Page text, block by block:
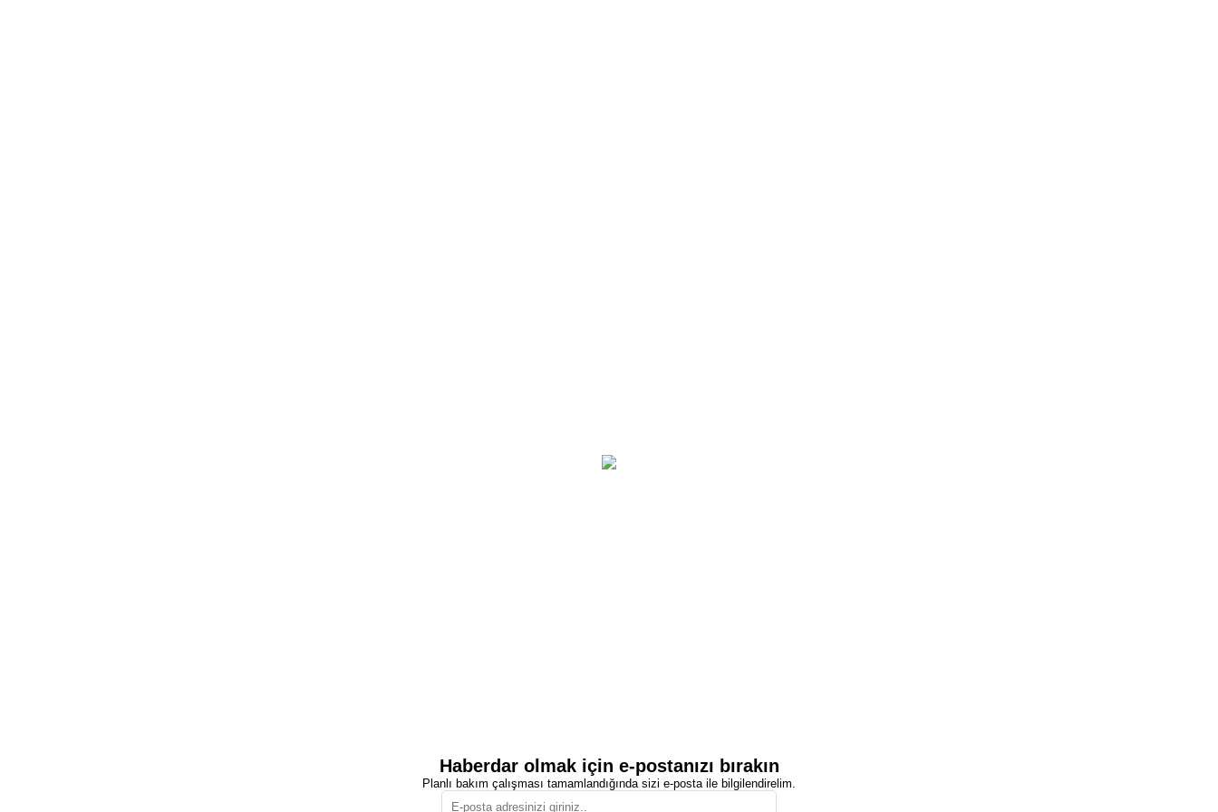
Haberdar olmak için e-postanızı bırakın
Planlı bakım çalışması tamamlandığında sizi e-posta ile bilgilendirelim.